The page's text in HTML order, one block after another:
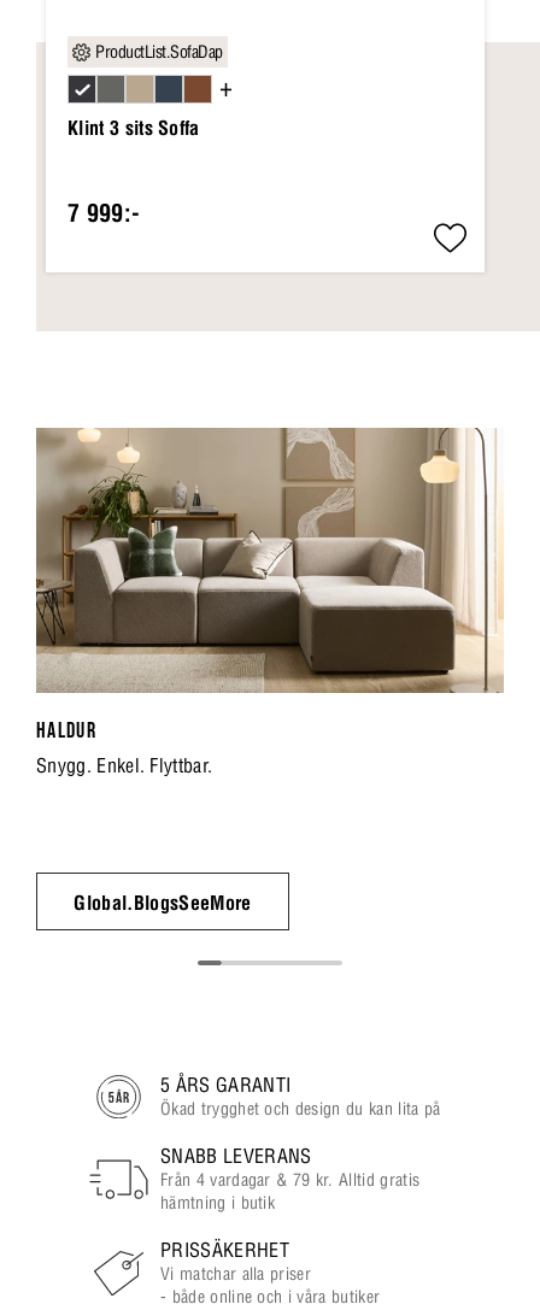
ProductList.SofaDap
Klint 3 sits Soffa
7 999:-
+
HALDUR
Snygg. Enkel. Flyttbar.
Global.BlogsSeeMore
5 ÅRS GARANTI
Ökad trygghet och design du kan lita på
SNABB LEVERANS
Från 4 vardagar & 79 kr. Alltid gratis
hämtning i butik
PRISSÄKERHET
Vi matchar alla priser
- både online och i våra butiker